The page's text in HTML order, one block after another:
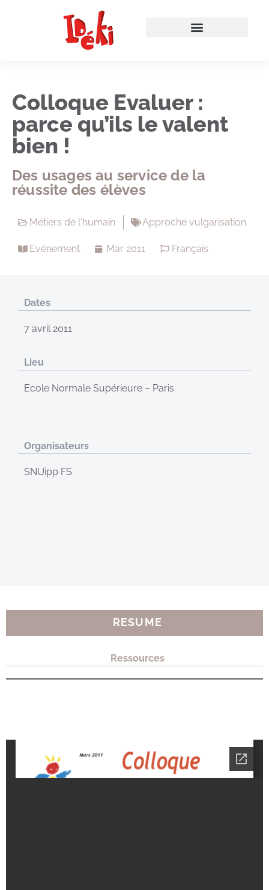
Colloque Evaluer :
parce qu’ils le valent
bien !
Des usages au service de la
réussite des élèves
Métiers de l'humain Approche vulgarisation
Evénement Mar 2011 Français
Dates
7 avril 2011
Lieu
Ecole Normale Supérieure – Paris
Organisateurs
SNUipp FS
RESUME
Ressources